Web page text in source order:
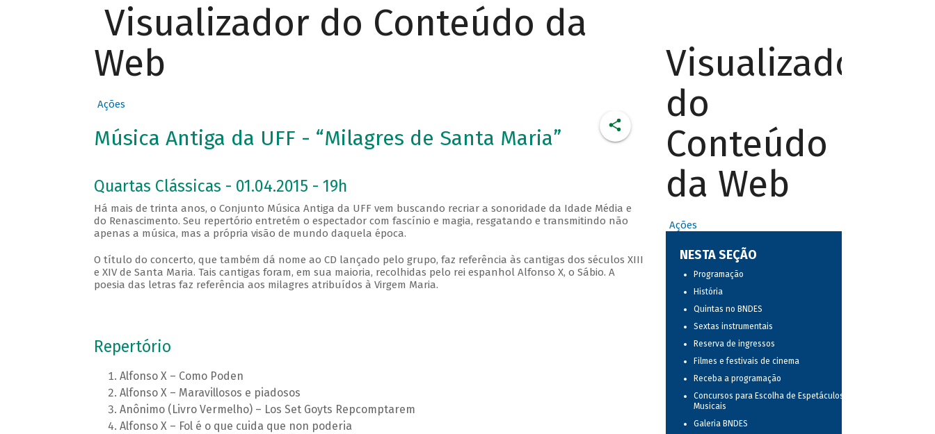
Visualizador do Conteúdo da
Web
Ações
Música Antiga da UFF - “Milagres de Santa Maria”
Quartas Clássicas - 01.04.2015 - 19h
Há mais de trinta anos, o Conjunto Música Antiga da UFF vem buscando recriar a sonoridade da Idade Média e
do Renascimento. Seu repertório entretém o espectador com fascínio e magia, resgatando e transmitindo não
apenas a música, mas a própria visão de mundo daquela época.
O título do concerto, que também dá nome ao CD lançado pelo grupo, faz referência às cantigas dos séculos XIII
e XIV de Santa Maria. Tais cantigas foram, em sua maioria, recolhidas pelo rei espanhol Alfonso X, o Sábio. A
poesia das letras faz referência aos milagres atribuídos à Virgem Maria.
Repertório
Alfonso X – Como Poden
Alfonso X – Maravillosos e piadosos
Anônimo (Livro Vermelho) – Los Set Goyts Repcomptarem
Alfonso X – Fol é o que cuida que non poderia
Visualizador
do
Conteúdo
da Web
Ações
NESTA SEÇÃO
Programação
História
Quintas no BNDES
Sextas instrumentais
Reserva de ingressos
Filmes e festivais de cinema
Receba a programação
Concursos para Escolha de Espetáculos
Musicais
Galeria BNDES